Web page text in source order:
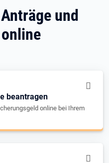
und
beantragen
online bei Ihrem